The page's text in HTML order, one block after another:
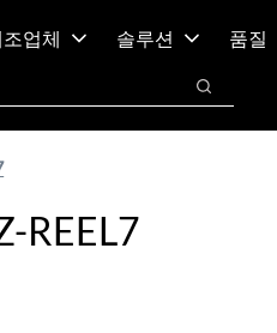
업체 솔루션
품질
검색
REEL7